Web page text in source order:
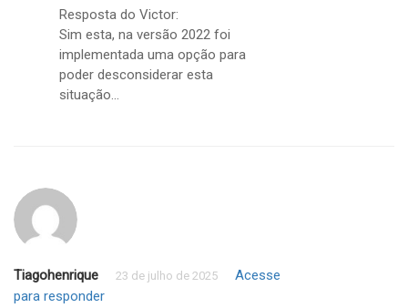
Resposta do Victor:
Sim esta, na versão 2022 foi
implementada uma opção para
poder desconsiderar esta
situação…
Tiagohenrique 23 de julho de 2025
Acesse
para responder